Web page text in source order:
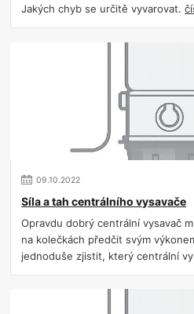
Jakých chyb se určitě vyvarovat.
09.10.2022
Síla a tah centrálního vysavače
Opravdu dobrý centrální vysavač
na kolečkách předčit svým
jednoduše zjistit, který centrální